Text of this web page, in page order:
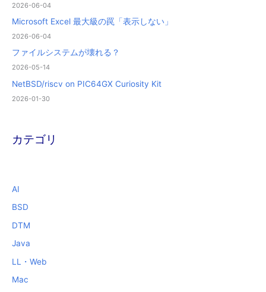
2026-06-04
Microsoft Excel 最大級の罠「表示しない」
2026-06-04
ファイルシステムが壊れる？
2026-05-14
NetBSD/riscv on PIC64GX Curiosity Kit
2026-01-30
カテゴリ
AI
BSD
DTM
Java
LL・Web
Mac